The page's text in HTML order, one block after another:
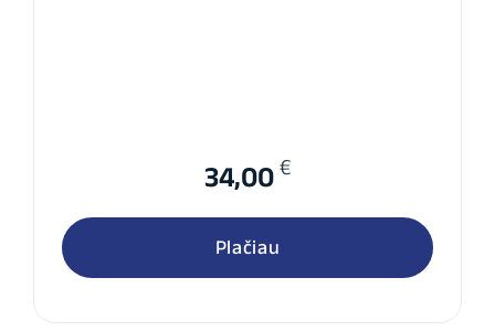
34,00 €
Plačiau